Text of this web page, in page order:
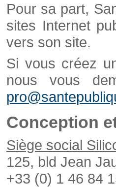
Pour sa part,
sites Internet
vers son site.
Si vous créez
nous vous
Conception
Siège social
125, bld Jean
+33 (0) 1 46 84